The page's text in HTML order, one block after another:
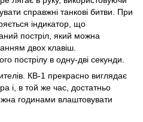
справжні танкові битви. При
індикатор, що
постріл, який можна
двох клавіш.
пострілу в одну-дві секунди.
КВ-1 прекрасно виглядає
і, в той же час, достатньо
годинами влаштовувати